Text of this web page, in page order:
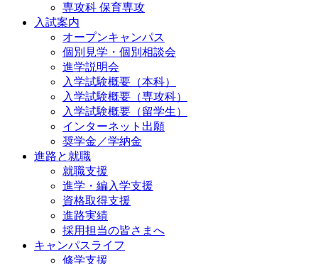
専攻科 保育専攻
入試案内
オープンキャンパス
個別⾒学・個別相談会
進学説明会
入学試験概要（本科）
入学試験概要（専攻科）
入学試験概要（留学生）
インターネット出願
奨学金／学納金
進路と就職
就職支援
進学・編入学支援
資格取得⽀援
進路実績
採用担当の皆さまへ
キャンパスライフ
修学支援